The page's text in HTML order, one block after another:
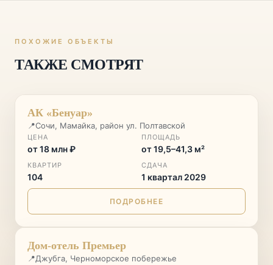
ПОХОЖИЕ ОБЪЕКТЫ
ТАКЖЕ СМОТРЯТ
ФЗ-214, ЭСКРОУ СБЕР
СТАРТ ПРОДАЖ 16 АВГУСТА
СТАРТ ПРОДАЖ
АК «Бенуар»
📍Сочи, Мамайка, район ул. Полтавской
ЦЕНА
от 18 млн ₽
ПЛОЩАДЬ
от 19,5–41,3 м²
КВАРТИР
104
СДАЧА
1 квартал 2029
ПОДРОБНЕЕ
СТАРТ ПРОДАЖ
Дом-отель Премьер
📍Джубга, Черноморское побережье